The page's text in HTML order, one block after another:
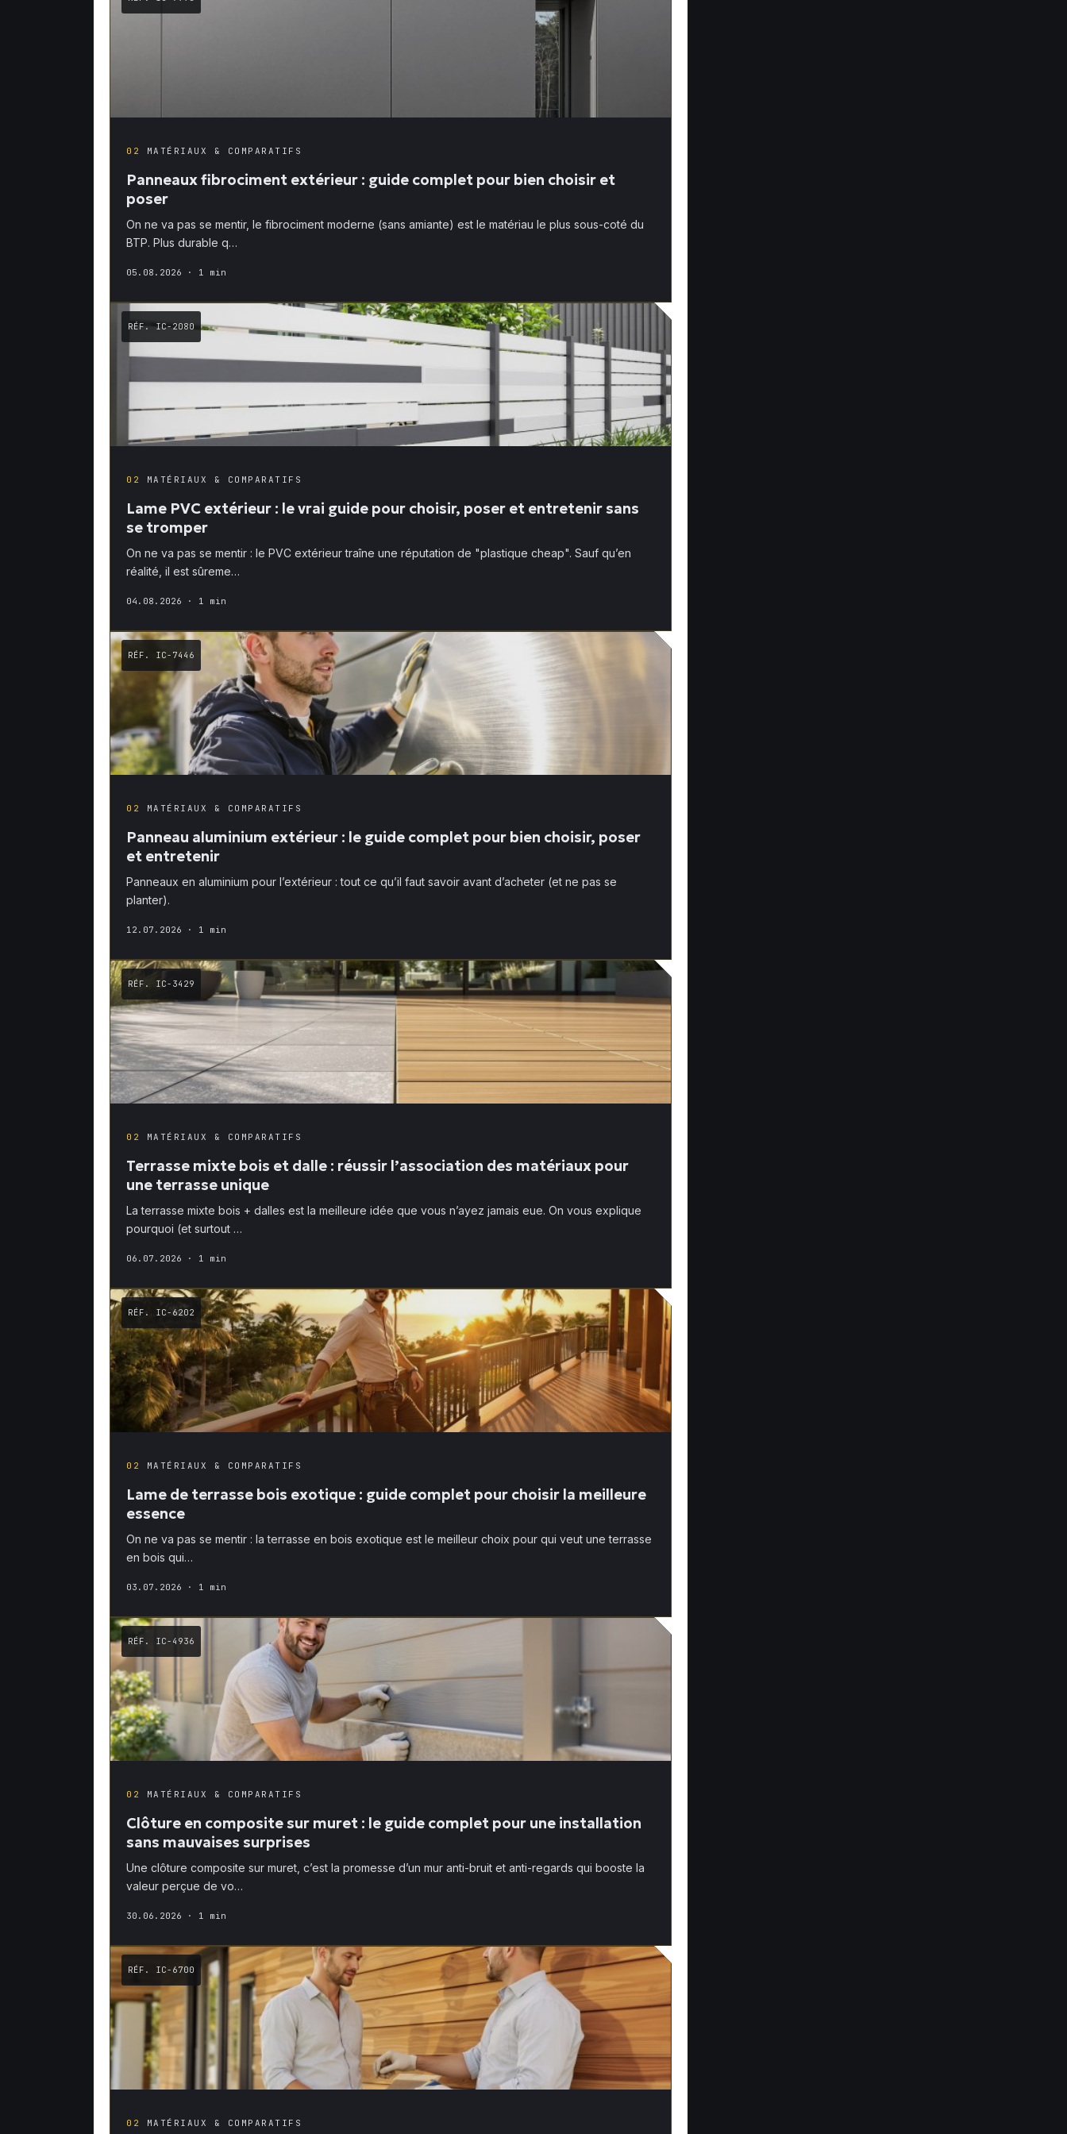
02 MATÉRIAUX & COMPARATIFS
Panneaux fibrociment extérieur : guide complet pour bien choisir et
poser
On ne va pas se mentir, le fibrociment moderne (sans amiante) est le matériau le plus sous-coté du
BTP. Plus durable q…
05.08.2026 · 1 min
RÉF. IC-2080
02 MATÉRIAUX & COMPARATIFS
Lame PVC extérieur : le vrai guide pour choisir, poser et entretenir sans
se tromper
On ne va pas se mentir : le PVC extérieur traîne une réputation de "plastique cheap". Sauf qu’en
réalité, il est sûreme…
04.08.2026 · 1 min
RÉF. IC-7446
02 MATÉRIAUX & COMPARATIFS
Panneau aluminium extérieur : le guide complet pour bien choisir, poser
et entretenir
Panneaux en aluminium pour l’extérieur : tout ce qu’il faut savoir avant d’acheter (et ne pas se
planter).
12.07.2026 · 1 min
RÉF. IC-3429
02 MATÉRIAUX & COMPARATIFS
Terrasse mixte bois et dalle : réussir l’association des matériaux pour
une terrasse unique
La terrasse mixte bois + dalles est la meilleure idée que vous n’ayez jamais eue. On vous explique
pourquoi (et surtout …
06.07.2026 · 1 min
RÉF. IC-6202
02 MATÉRIAUX & COMPARATIFS
Lame de terrasse bois exotique : guide complet pour choisir la meilleure
essence
On ne va pas se mentir : la terrasse en bois exotique est le meilleur choix pour qui veut une terrasse
en bois qui…
03.07.2026 · 1 min
RÉF. IC-4936
02 MATÉRIAUX & COMPARATIFS
Clôture en composite sur muret : le guide complet pour une installation
sans mauvaises surprises
Une clôture composite sur muret, c’est la promesse d’un mur anti-bruit et anti-regards qui booste la
valeur perçue de vo…
30.06.2026 · 1 min
RÉF. IC-6700
02 MATÉRIAUX & COMPARATIFS